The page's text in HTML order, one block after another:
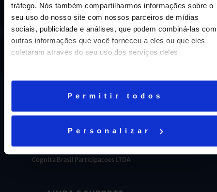
tráfego. Nós também compartilharmos informações sobre o
seu uso do nosso site com nossos parceiros de mídias
sociais, publicidade e análises, que podem combiná-las com
outras informações que você forneceu a eles ou que eles
coletaram através do seu uso dos serviços deles
Permitir todos
Personalizar
educação inovadora e de vanguarda. A excelência está em
nosso DNA e por isso temos 16 anos como líderes do
ENEM em Niterói, somos a segunda melhor escola do
Estado e a sétima do Brasil.
CNPJ: 16.707.495/0001-23
Cognita Brasil Participacoes LTDA